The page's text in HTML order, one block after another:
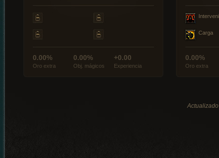
0.00%
Oro extra
0.00%
Obj. mágicos
+0.00
Experiencia
Carga
0.00%
Oro extra